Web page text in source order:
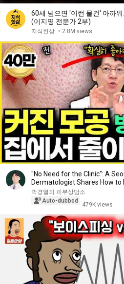
60세 넘으면 '이런 물건' 아까
(이지영 전문가 2부)
지식한상 • 2.8M views
"No Need for the Clinic": A
Dermatologist Shares How to
박경열의 피부상담소
Auto-dubbed
479K views